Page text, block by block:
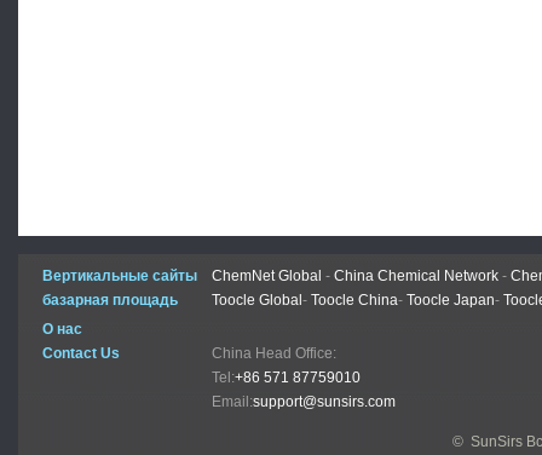
Вертикальные сайты ChemNet Global - China Chemical Network -
базарная площадь
Toocle Global - Toocle China- Toocle Japan-
О нас
Contact Us
China Head Office:
Tel:+86 571 87759010
Email:support@sunsirs.com
© SunSirs